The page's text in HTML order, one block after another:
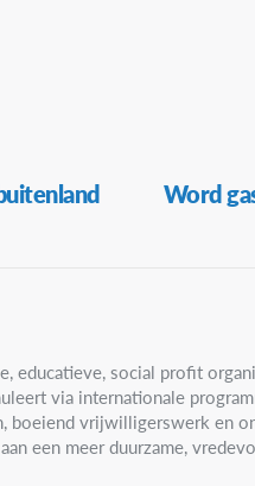
Word
educatieve, social profit
via internationale
boeiend vrijwilligerswerk en
een meer duurzame,